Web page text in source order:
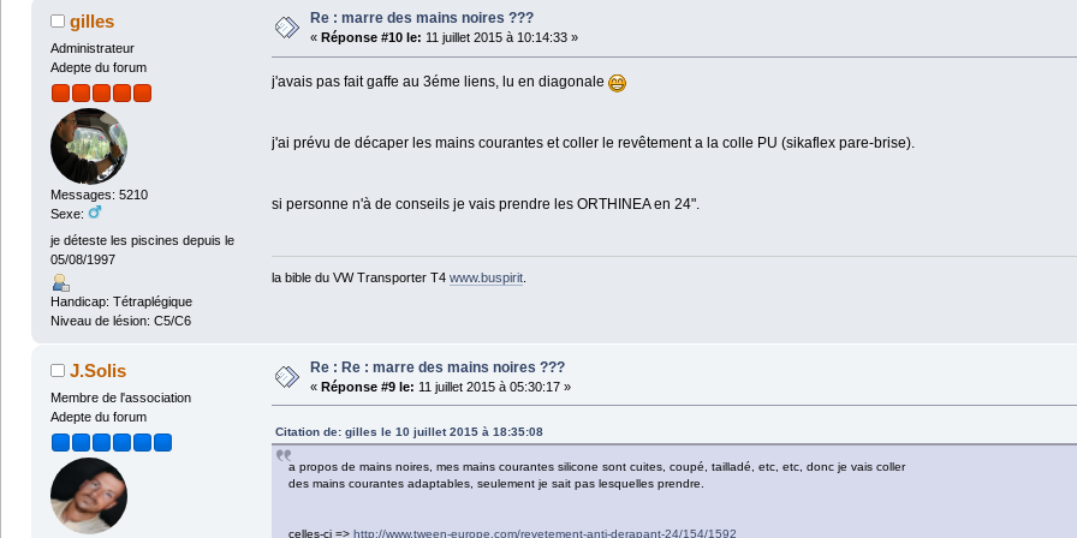
gilles
Administrateur
Adepte du forum
Messages: 5210
Sexe:
je déteste les piscines depuis le
05/08/1997
Handicap: Tétraplégique
Niveau de lésion: C5/C6
Re : marre des mains noires ???
« Réponse #10 le: 11 juillet 2015 à 10:14:33 »
j'avais pas fait gaffe au 3éme liens, lu en diagonale
j'ai prévu de décaper les mains courantes et coller le revêtement a la colle PU (sikaflex pare-brise).
si personne n'à de conseils je vais prendre les ORTHINEA en 24".
la bible du VW Transporter T4 www.buspirit.
J.Solis
Membre de l'association
Adepte du forum
Re : Re : marre des mains noires ???
« Réponse #9 le: 11 juillet 2015 à 05:30:17 »
Citation de: gilles le 10 juillet 2015 à 18:35:08
a propos de mains noires, mes mains courantes silicone sont cuites, coupé, tailladé, etc, etc, donc je vais coller
des mains courantes adaptables, seulement je sait pas lesquelles prendre.
celles-ci => http://www.tween-europe.com/revetement-anti-derapant-24/154/1592